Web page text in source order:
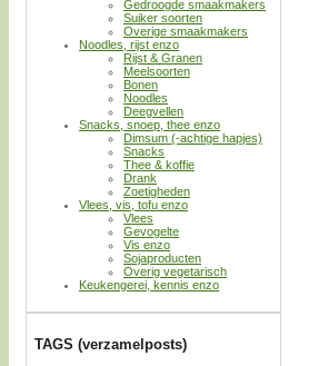
Gedroogde smaakmakers
Suiker soorten
Overige smaakmakers
Noodles, rijst enzo
Rijst & Granen
Meelsoorten
Bonen
Noodles
Deegvellen
Snacks, snoep, thee enzo
Dimsum (-achtige hapjes)
Snacks
Thee & koffie
Drank
Zoetigheden
Vlees, vis, tofu enzo
Vlees
Gevogelte
Vis enzo
Sojaproducten
Overig vegetarisch
Keukengerei, kennis enzo
TAGS (verzamelposts)